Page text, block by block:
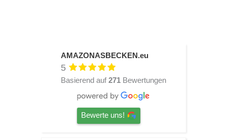
AMAZONASBECKEN.eu
5
Basierend auf 271 Bewertungen
Bewerte uns!